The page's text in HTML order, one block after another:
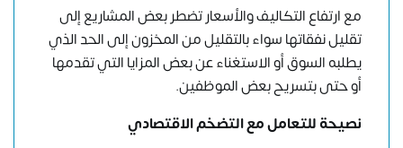
مع ارتفاع التكاليف والأسعار تضطر بعض المشاريع إلى
تقليل نفقاتها سواء بالتقليل من المخزون إلى الحد الذي
يطلبه السوق أو الاستغناء عن بعض المزايا التي تقدمها
أو حتى بتسريح بعض الموظفين.
نصيحة للتعامل مع التضخم الاقتصادي